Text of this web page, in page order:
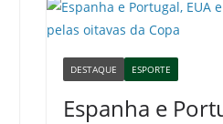
DESTAQUE ESPORTE
Espanha e